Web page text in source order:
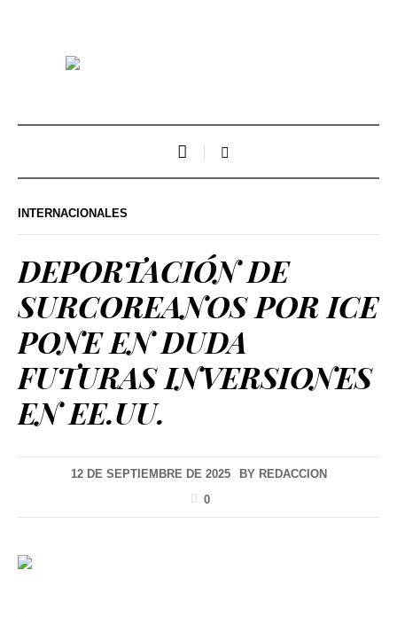
INTERNACIONALES
DEPORTACIÓN DE
SURCOREANOS POR ICE
PONE EN DUDA
FUTURAS INVERSIONES
EN EE.UU.
12 DE SEPTIEMBRE DE 2025 BY REDACCION
0